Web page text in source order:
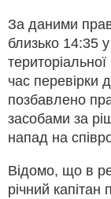
За даними
близько 14:35 у
час перевірки
позбавлено
засобами за
напад на
Відомо, що в
річний